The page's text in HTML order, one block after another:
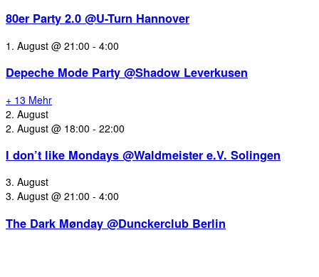
80er Party 2.0 @U-Turn Hannover
1. August @ 21:00 - 4:00
Depeche Mode Party @Shadow Leverkusen
+ 13 Mehr
2. August
2. August @ 18:00 - 22:00
I don’t like Mondays @Waldmeister e.V. Solingen
3. August
3. August @ 21:00 - 4:00
The Dark Mønday @Dunckerclub Berlin